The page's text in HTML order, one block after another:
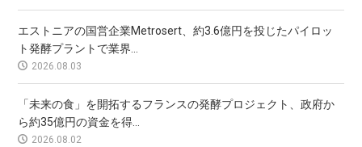
エストニアの国営企業Metrosert、約3.6億円を投じたパイロッ
ト発酵プラントで業界...
2026.08.03
「未来の食」を開拓するフランスの発酵プロジェクト、政府か
ら約35億円の資金を得...
2026.08.02